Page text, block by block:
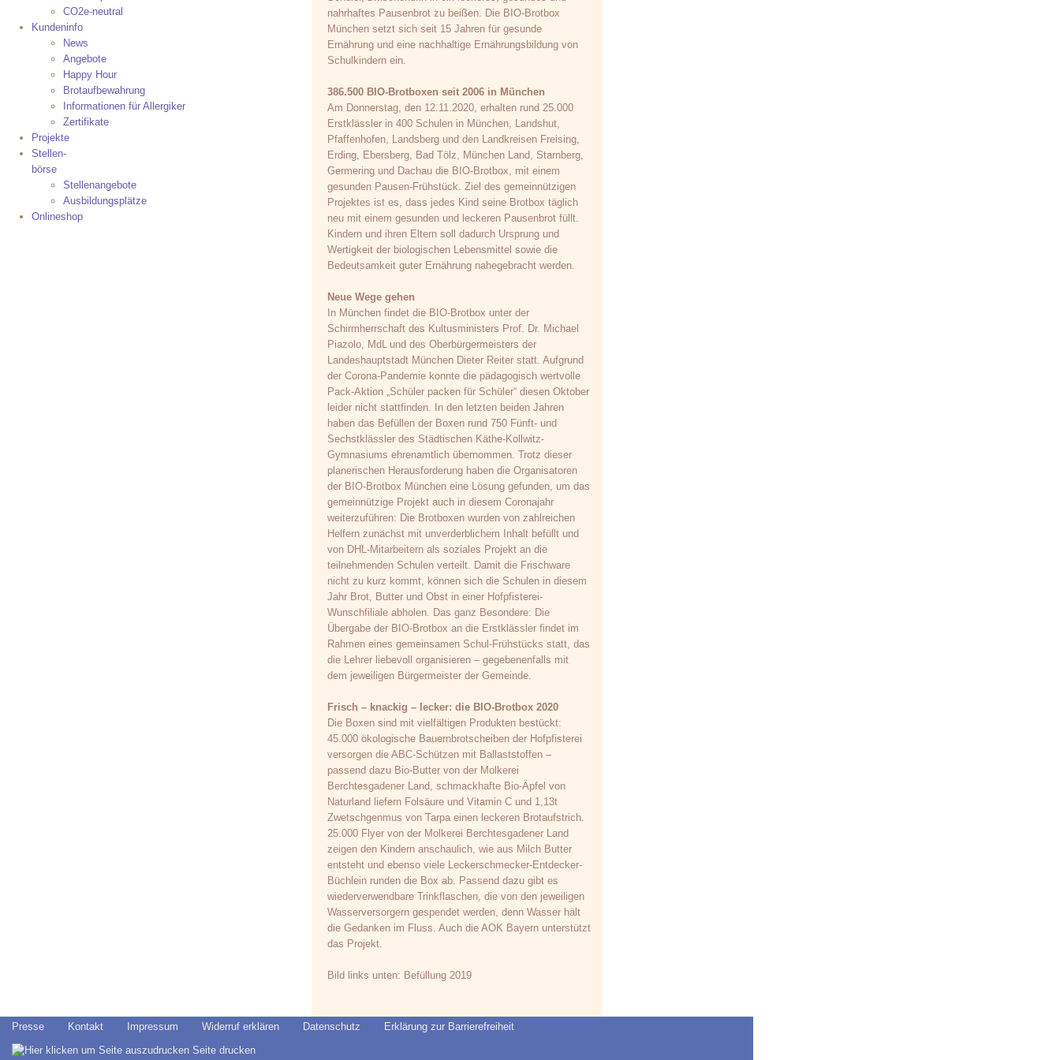
CO2e-neutral
Kundeninfo
News
Angebote
Happy Hour
Brotaufbewahrung
Informationen für Allergiker
Zertifikate
Projekte
Stellen-
börse
Stellenangebote
Ausbildungsplätze
Onlineshop
nahrhaftes Pausenbrot zu beißen. Die BIO-Brotbox
München setzt sich seit 15 Jahren für gesunde
Ernährung und eine nachhaltige Ernährungsbildung von
Schulkindern ein.
386.500 BIO-Brotboxen seit 2006 in München
Am Donnerstag, den 12.11.2020, erhalten rund 25.000
Erstklässler in 400 Schulen in München, Landshut,
Pfaffenhofen, Landsberg und den Landkreisen Freising,
Erding, Ebersberg, Bad Tölz, München Land, Starnberg,
Germering und Dachau die BIO-Brotbox, mit einem
gesunden Pausen-Frühstück. Ziel des gemeinnützigen
Projektes ist es, dass jedes Kind seine Brotbox täglich
neu mit einem gesunden und leckeren Pausenbrot füllt.
Kindern und ihren Eltern soll dadurch Ursprung und
Wertigkeit der biologischen Lebensmittel sowie die
Bedeutsamkeit guter Ernährung nahegebracht werden.
Neue Wege gehen
In München findet die BIO-Brotbox unter der
Schirmherrschaft des Kultusministers Prof. Dr. Michael
Piazolo, MdL und des Oberbürgermeisters der
Landeshauptstadt München Dieter Reiter statt. Aufgrund
der Corona-Pandemie konnte die pädagogisch wertvolle
Pack-Aktion „Schüler packen für Schüler“ diesen Oktober
leider nicht stattfinden. In den letzten beiden Jahren
haben das Befüllen der Boxen rund 750 Fünft- und
Sechstklässler des Städtischen Käthe-Kollwitz-
Gymnasiums ehrenamtlich übernommen. Trotz dieser
planerischen Herausforderung haben die Organisatoren
der BIO-Brotbox München eine Lösung gefunden, um das
gemeinnützige Projekt auch in diesem Coronajahr
weiterzuführen: Die Brotboxen wurden von zahlreichen
Helfern zunächst mit unverderblichem Inhalt befüllt und
von DHL-Mitarbeitern als soziales Projekt an die
teilnehmenden Schulen verteilt. Damit die Frischware
nicht zu kurz kommt, können sich die Schulen in diesem
Jahr Brot, Butter und Obst in einer Hofpfisterei-
Wunschfiliale abholen. Das ganz Besondere: Die
Übergabe der BIO-Brotbox an die Erstklässler findet im
Rahmen eines gemeinsamen Schul-Frühstücks statt, das
die Lehrer liebevoll organisieren – gegebenenfalls mit
dem jeweiligen Bürgermeister der Gemeinde.
Frisch – knackig – lecker: die BIO-Brotbox 2020
Die Boxen sind mit vielfältigen Produkten bestückt:
45.000 ökologische Bauernbrotscheiben der Hofpfisterei
versorgen die ABC-Schützen mit Ballaststoffen –
passend dazu Bio-Butter von der Molkerei
Berchtesgadener Land, schmackhafte Bio-Äpfel von
Naturland liefern Folsäure und Vitamin C und 1,13t
Zwetschgenmus von Tarpa einen leckeren Brotaufstrich.
25.000 Flyer von der Molkerei Berchtesgadener Land
zeigen den Kindern anschaulich, wie aus Milch Butter
entsteht und ebenso viele Leckerschmecker-Entdecker-
Büchlein runden die Box ab. Passend dazu gibt es
wiederverwendbare Trinkflaschen, die von den jeweiligen
Wasserversorgern gespendet werden, denn Wasser hält
die Gedanken im Fluss. Auch die AOK Bayern unterstützt
das Projekt.
Bild links unten: Befüllung 2019
Presse Kontakt Impressum Widerruf erklären Datenschutz
Erklärung zur Barrierefreiheit
Seite drucken